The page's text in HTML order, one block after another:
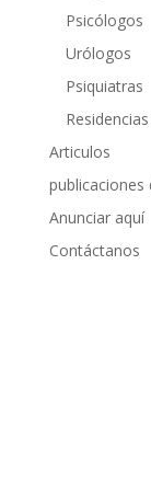
Psicólogos
Urólogos
Psiquiatras
Articulos
publicaciones
Anunciar aquí
Contáctanos